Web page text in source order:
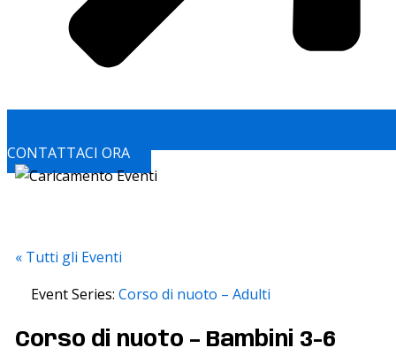
CONTATTACI ORA
« Tutti gli Eventi
Event Series: Corso di nuoto – Adulti
Corso di nuoto – Bambini 3-6